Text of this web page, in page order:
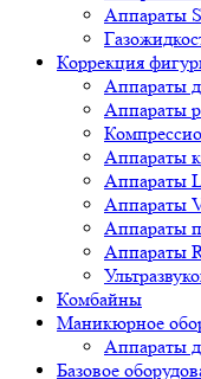
Аппараты
Коррекция
Аппараты
Аппараты
Аппараты
Аппараты
Аппараты
Аппараты
Аппараты
Комбайны
Маникюрное
Аппараты
Базовое